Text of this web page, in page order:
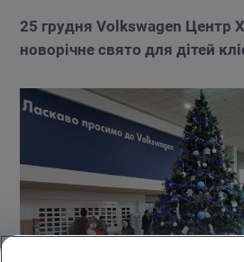
25 грудня Volkswagen Центр
новорічне свято для дітей